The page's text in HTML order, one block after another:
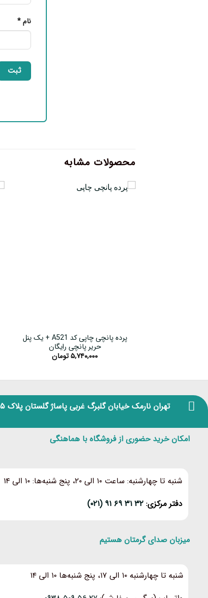
نام*
محصولات مشابه
پرده پانچی چاپی کد A521 + یک پنل
حریر پانچی رایگان
۵,۷۴۰,۰۰۰تومان
تهران نارمک خیابان گلبرگ غربی پاساژ گلستان پلاک ۵
امکان خرید حضوری از فروشگاه با هماهنگی
شنبه تا چهارشنبه: ساعت ۱۰ الی ۲۰، پنج شنبه‌ها: ۱۰ الی ۱۴
دفتر مرکزی:۳۲ ۳۱ ۶۹ ۹۱ (۰۲۱)
میزبان صدای گرمتان هستیم
شنبه تا چهارشنبه ۱۰ الی ۱۷، پنج شنبه‌ها ۱۰ الی ۱۴